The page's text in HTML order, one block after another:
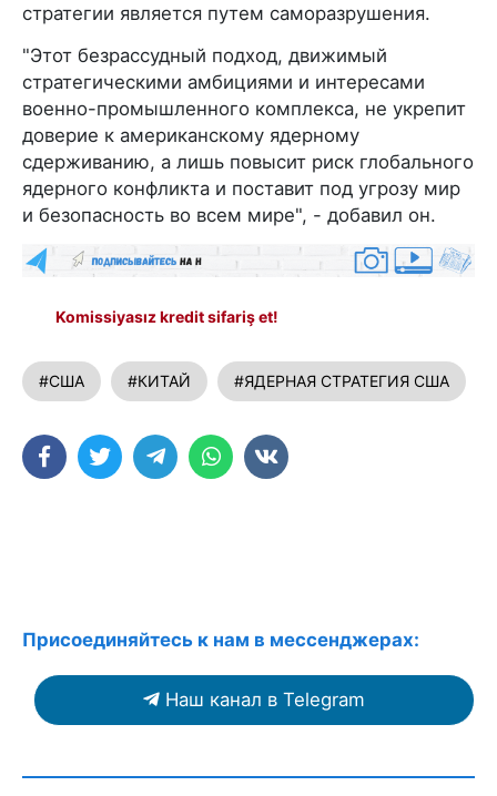
стратегии является путем саморазрушения.
"Этот безрассудный подход, движимый
стратегическими амбициями и интересами
военно-промышленного комплекса, не укрепит
доверие к американскому ядерному
сдерживанию, а лишь повысит риск глобального
ядерного конфликта и поставит под угрозу мир
и безопасность во всем мире", - добавил он.
Komissiyasız kredit sifariş et!
#США #КИТАЙ #ЯДЕРНАЯ СТРАТЕГИЯ США
Присоединяйтесь к нам в мессенджерах:
Наш канал в Telegram